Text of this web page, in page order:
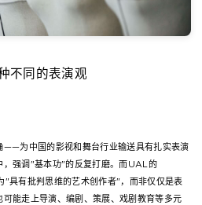
不同的表演观
——为中国的影视和舞台行业输送具有扎实表演
，强调"基本功"的反复打磨。而UAL的
有批判思维的艺术创作者"，而非仅仅是表
能走上导演、编剧、策展、戏剧教育等多元